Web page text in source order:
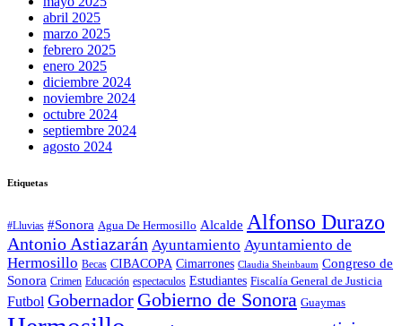
abril 2025
marzo 2025
febrero 2025
enero 2025
diciembre 2024
noviembre 2024
octubre 2024
septiembre 2024
agosto 2024
Etiquetas
#Lluvias #Sonora Agua De Hermosillo Alcalde Alfonso Durazo
Antonio Astiazarán Ayuntamiento Ayuntamiento de
Hermosillo Becas CIBACOPA Cimarrones Claudia Sheinbaum Congreso de
Sonora Crimen Educación espectaculos Estudiantes Fiscalía General de Justicia
Futbol Gobernador Gobierno de Sonora Guaymas